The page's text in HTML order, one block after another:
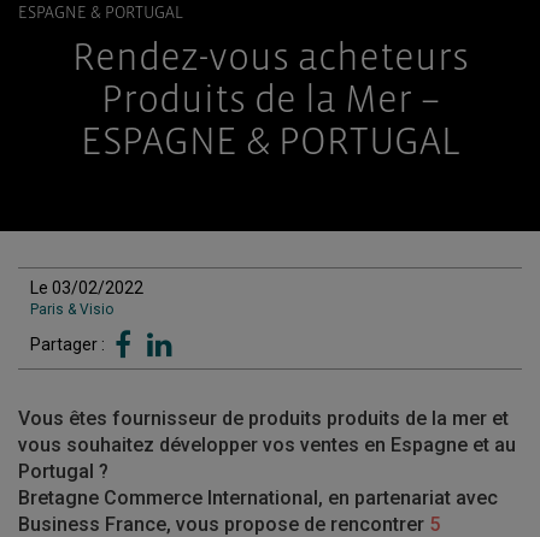
ESPAGNE & PORTUGAL
Rendez-vous acheteurs
Produits de la Mer –
ESPAGNE & PORTUGAL
Le 03/02/2022
Paris & Visio
Partager :
Vous êtes fournisseur de produits produits de la mer et
vous souhaitez développer vos ventes en Espagne et au
Portugal ?
Bretagne Commerce International, en partenariat avec
Business France, vous propose de rencontrer 5